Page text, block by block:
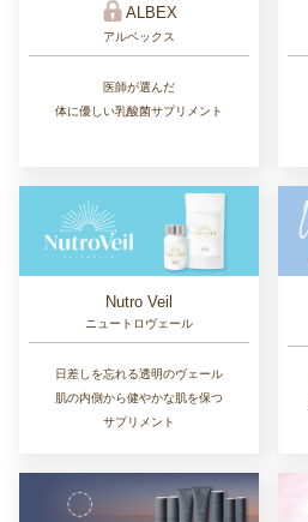
ALBEX
アルベックス
医師が選んだ
体に優しい乳酸菌サプリメント
Nutro Veil
ニュートロヴェール
日差しを忘れる透明のヴェール
肌の内側から健やかな肌を保つ
サプリメント